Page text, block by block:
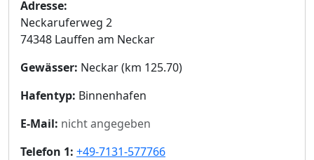
Adresse:
Neckaruferweg 2
74348 Lauffen am Neckar
Gewässer: Neckar (km 125.70)
Hafentyp: Binnenhafen
E-Mail: nicht angegeben
Telefon 1: +49-7131-577766